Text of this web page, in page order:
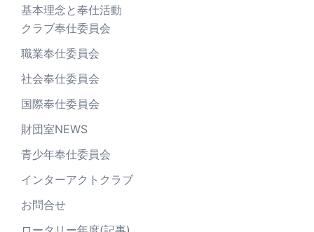
基本理念と奉仕活動
クラブ奉仕委員会
職業奉仕委員会
社会奉仕委員会
国際奉仕委員会
財団室NEWS
青少年奉仕委員会
インターアクトクラブ
お問合せ